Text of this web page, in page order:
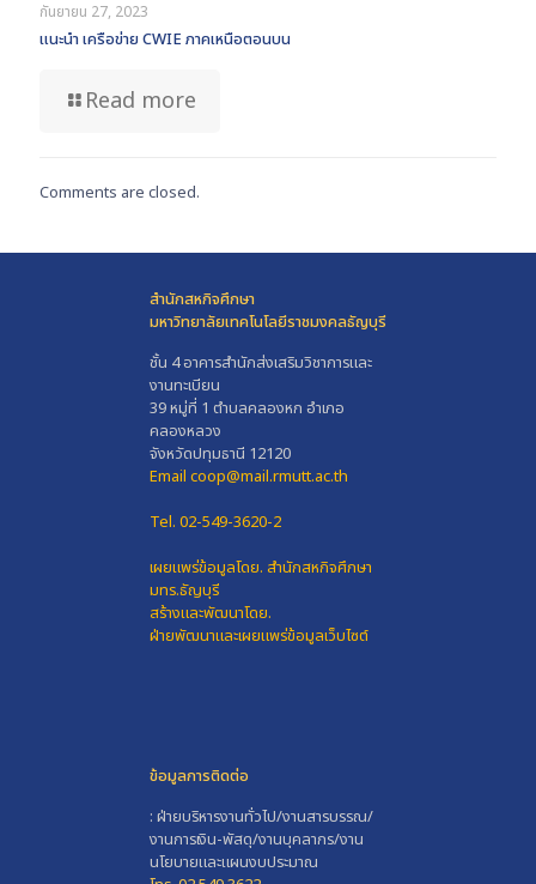
กันยายน 27, 2023
แนะนำ เครือข่าย CWIE ภาคเหนือตอนบน
Read more
Comments are closed.
สำนักสหกิจศึกษา
มหาวิทยาลัยเทคโนโลยีราชมงคลธัญบุรี
ชั้น 4 อาคารสำนักส่งเสริมวิชาการและ
งานทะเบียน
39 หมู่ที่ 1 ตำบลคลองหก อำเภอ
คลองหลวง
จังหวัดปทุมธานี 12120
Email coop@mail.rmutt.ac.th
Tel. 02-549-3620-2
เผยแพร่ข้อมูลโดย. สำนักสหกิจศึกษา
มทร.ธัญบุรี
สร้างและพัฒนาโดย.
ฝ่ายพัฒนาและเผยแพร่ข้อมูลเว็บไซต์
ข้อมูลการติดต่อ
: ฝ่ายบริหารงานทั่วไป/งานสารบรรณ/
งานการเงิน-พัสดุ/งานบุคลากร/งาน
นโยบายและแผนงบประมาณ